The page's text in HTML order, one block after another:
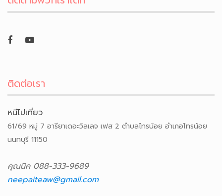
ติดต่อเรา
หนีไปเที่ยว
61/69 หมู่ 7 อารียาเดอะวิลเลจ เฟส 2 ตำบลไทรน้อย อำเภอไทรน้อย
นนทบุรี 11150
คุณนิค 088-333-9689
neepaiteaw@gmail.com